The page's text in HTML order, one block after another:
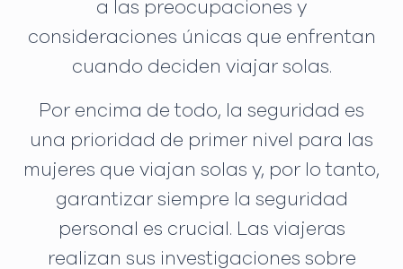
a las preocupaciones y
consideraciones únicas que enfrentan
cuando deciden viajar solas.
Por encima de todo, la seguridad es
una prioridad de primer nivel para las
mujeres que viajan solas y, por lo tanto,
garantizar siempre la seguridad
personal es crucial. Las viajeras
realizan sus investigaciones sobre